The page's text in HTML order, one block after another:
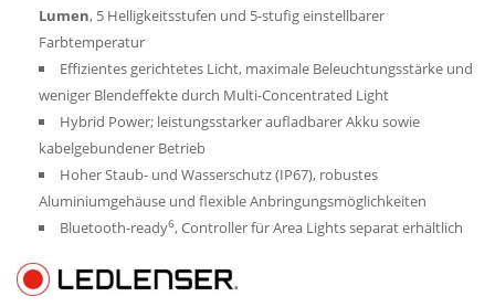
Lumen, 5 Helligkeitsstufen und 5-stufig einstellbarer
Farbtemperatur
Effizientes gerichtetes Licht, maximale Beleuchtungsstärke und
weniger Blendeffekte durch Multi-Concentrated Light
Hybrid Power; leistungsstarker aufladbarer Akku sowie
kabelgebundener Betrieb
Hoher Staub- und Wasserschutz (IP67), robustes
Aluminiumgehäuse und flexible Anbringungsmöglichkeiten
Bluetooth-ready6, Controller für Area Lights separat erhältlich